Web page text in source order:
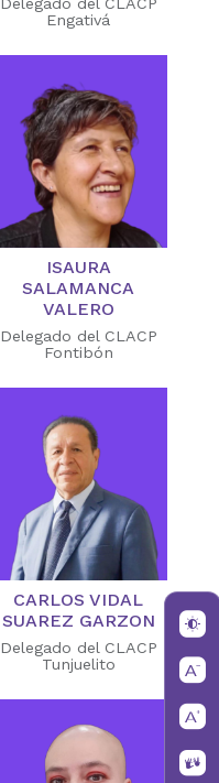
Engativá
ISAURA
SALAMANCA
VALERO
Delegado del CLACP
Fontibón
CARLOS VIDAL
SUAREZ GARZON
Delegado del CLACP
Tunjuelito